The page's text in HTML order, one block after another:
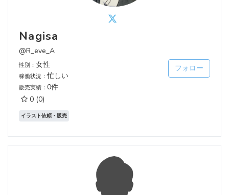
Nagisa
@R_eve_A
性別： 女性
稼働状況：忙しい
販売実績： 0件
0 (0)
フォロー
イラスト依頼・販売